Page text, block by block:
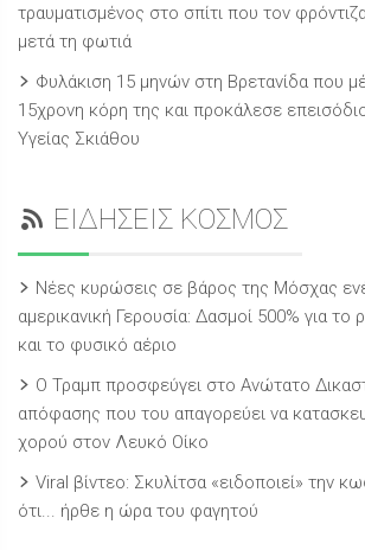
τραυματισμένος στο σπίτι που τον
μετά τη φωτιά
Φυλάκιση 15 μηνών στη Βρετανίδα που
15χρονη κόρη της και προκάλεσε
Υγείας Σκιάθου
ΕΙΔΗΣΕΙΣ ΚΟΣΜΟΣ
Νέες κυρώσεις σε βάρος της Μόσχας
αμερικανική Γερουσία: Δασμοί 500% για το
και το φυσικό αέριο
Ο Τραμπ προσφεύγει στο Ανώτατο
απόφασης που του απαγορεύει να
χορού στον Λευκό Οίκο
Viral βίντεο: Σκυλίτσα «ειδοποιεί» την
ότι... ήρθε η ώρα του φαγητού